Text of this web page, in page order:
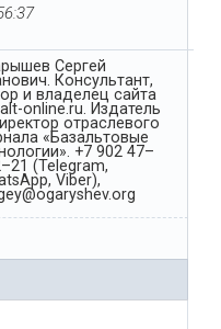
Сергей
Консультант,
и владелец сайта
online.ru. Издатель
отраслевого
«Базальтовые
+7 902 47–
(Telegram,
Viber),